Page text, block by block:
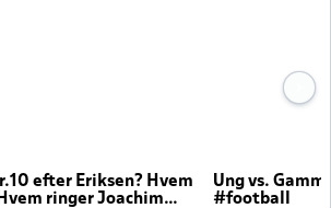
efter Eriksen? Hvem
ringer Joachim
Ung vs.
#football